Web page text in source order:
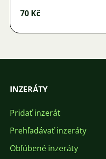
70 Kč
INZERÁTY
Pridať inzerát
Prehľadávať inzeráty
Obľúbené inzeráty